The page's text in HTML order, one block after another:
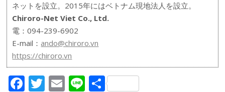
ネットを設立。2015年にはベトナム現地法人を設立。
Chiroro-Net Viet Co., Ltd.
電：094-239-6902
E-mail： ando@chiroro.vn
https://chiroro.vn
F T E Li 共